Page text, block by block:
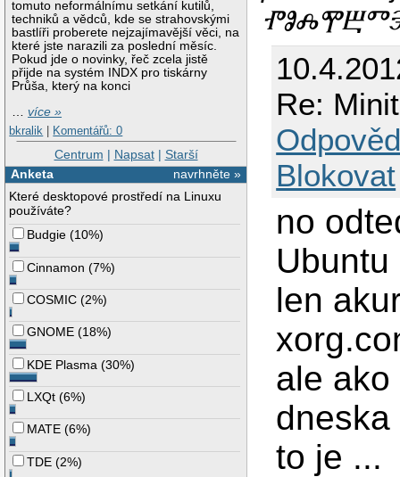
tomuto neformálnímu setkání kutilů,
techniků a vědců, kde se strahovskými
bastlíři proberete nejzajímavější věci, na
které jste narazili za poslední měsíc.
Pokud jde o novinky, řeč zcela jistě
přijde na systém INDX pro tiskárny
Průša, který na konci
…více »
bkralik
Komentářů: 0
Centrum | Napsat| Starší
navrhněte »
Anketa
Které desktopové prostředí na Linuxu
používáte?
Budgie (10%)
Cinnamon (7%)
COSMIC (2%)
GNOME (18%)
KDE Plasma (30%)
LXQt (6%)
MATE (6%)
TDE (2%)
Re:
Blokovat
no
len
ale
to je ...